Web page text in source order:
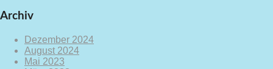
Archiv
Dezember 2024
August 2024
Mai 2023